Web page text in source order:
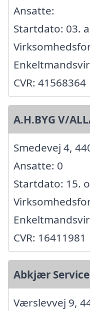
Ansatte:
Startdato: 03.
CVR: 41568364
A.H.BYG V/
Smedevej 4,
Ansatte: 0
Startdato: 15.
CVR: 16411981
Abkjær Service
Værslevvej 9,